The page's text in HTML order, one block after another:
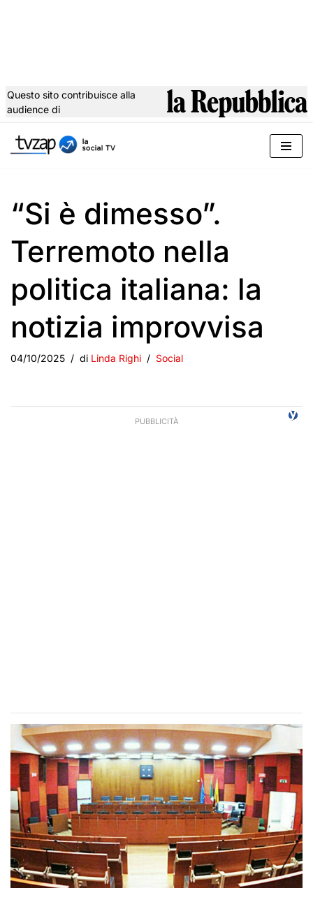
al
Questo sito contribuisce alla
audience di
“Si è dimesso”.
Terremoto nella
politica italiana: la
notizia improvvisa
04/10/2025 di Linda Righi Social